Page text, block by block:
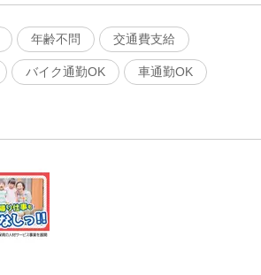
年齢不問 交通費支給
バイク通勤OK 車通勤OK